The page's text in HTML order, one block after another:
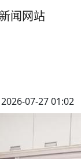
07-27 01:02